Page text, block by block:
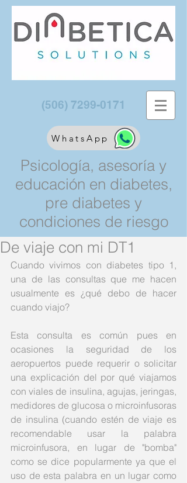
(506) 7299-0171
WhatsApp
Psicología, asesoría y
educación en diabetes,
pre diabetes y
condiciones de riesgo
De viaje con mi DT1
Cuando vivimos con diabetes tipo 1,
una de las consultas que me hacen
usualmente es ¿qué debo de hacer
cuando viajo?
Esta consulta es común pues en
ocasiones la seguridad de los
aeropuertos puede requerir o solicitar
una explicación del por qué viajamos
con viales de insulina, agujas, jeringas,
medidores de glucosa o microinfusoras
de insulina (cuando estén de viaje es
recomendable usar la palabra
microinfusora, en lugar de "bomba"
como se dice popularmente ya que el
uso de esta palabra en un lugar como